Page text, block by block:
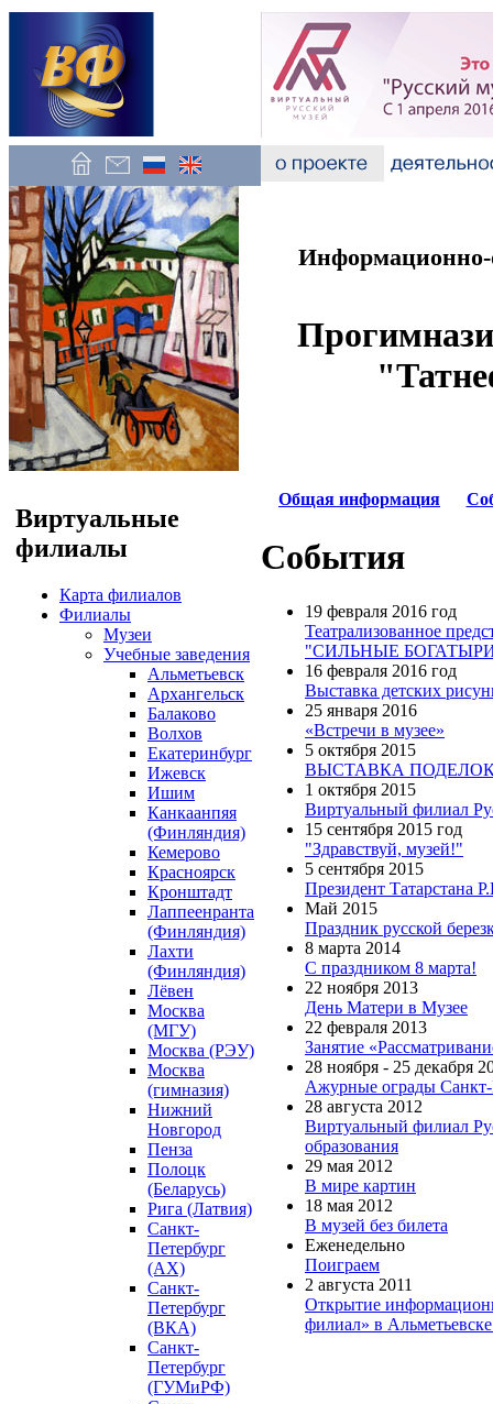
Виртуальные
филиалы
Карта филиалов
Филиалы
Музеи
Учебные заведения
Альметьевск
Архангельск
Балаково
Волхов
Екатеринбург
Ижевск
Ишим
Канкаанпяя
(Финляндия)
Кемерово
Красноярск
Кронштадт
Лаппеенранта
(Финляндия)
Лахти
(Финляндия)
Лёвен
Москва
(МГУ)
Москва (РЭУ)
Москва
(гимназия)
Нижний
Новгород
Пенза
Полоцк
(Беларусь)
Рига (Латвия)
Санкт-
Петербург
(АХ)
Санкт-
Петербург
(ВКА)
Санкт-
Петербург
(ГУМиРФ)
Информационно-
Общая информация
События
19 февраля 2016 год
Театрализованное
"СИЛЬНЫЕ
16 февраля 2016 год
Выставка детских
25 января 2016
«Встречи в музее»
5 октября 2015
ВЫСТАВКА ПОДЕЛОК
1 октября 2015
Виртуальный филиал
15 сентября 2015 год
"Здравствуй, музей!"
5 сентября 2015
Президент Татарстана
Май 2015
Праздник русской
8 марта 2014
С праздником 8 марта!
22 ноября 2013
День Матери в Музее
22 февраля 2013
Занятие
28 ноября - 25 декабря
Ажурные ограды Санкт-
28 августа 2012
Виртуальный филиал
образования
29 мая 2012
В мире картин
18 мая 2012
В музей без билета
Еженедельно
Поиграем
2 августа 2011
Открытие
филиал» в